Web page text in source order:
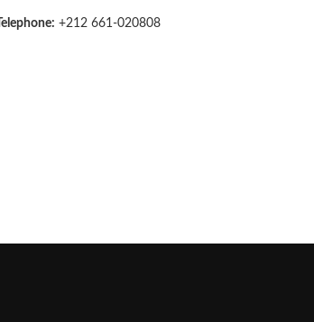
Telephone: +212 661-020808